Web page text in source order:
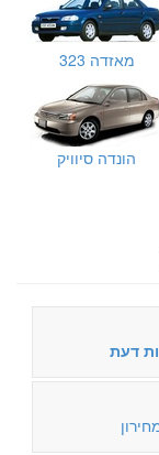
מאזדה 323
הונדה סיוויק
דעת